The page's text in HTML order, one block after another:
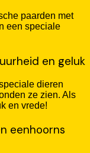
paarden met
een speciale
en geluk
dieren
ze zien. Als
en vrede!
eenhoorns